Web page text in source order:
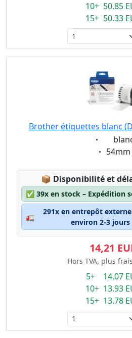
10+ 50.85
15+ 50.33
Brother étiquettes blanc
54mm
📦 Lagerstatus:
Disponibilité et
✅ 39x en stock – Expédition
🚛
291x en entrepôt
environ 2-3
14,21
Hors TVA, plus
5+ 14.07
10+ 13.93
15+ 13.78